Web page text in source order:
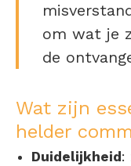
om wat je
de
Wat zijn
helder
Duidelijkheid :